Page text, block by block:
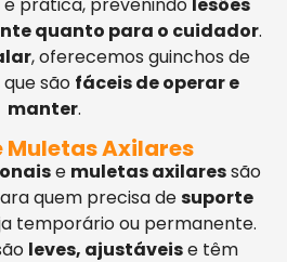
quanto para o cuidador.
, oferecemos guinchos de
que são fáceis de operar e
manter.
Muletas Axilares
e muletas axilaressão
quem precisa desuporte
temporário ou permanente.
leves, ajustáveise têm